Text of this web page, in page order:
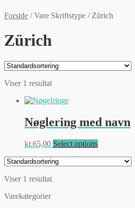
Forside /Vare Skriftstype / Zürich
Zürich
Viser 1 resultat
Nøglering med navn
kr.65,00 Select optionsDette
Viser 1 resultat
Varekategorier